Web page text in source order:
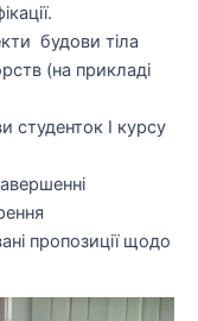
будови тіла
(на прикладі
студенток І курсу
пропозиції щодо